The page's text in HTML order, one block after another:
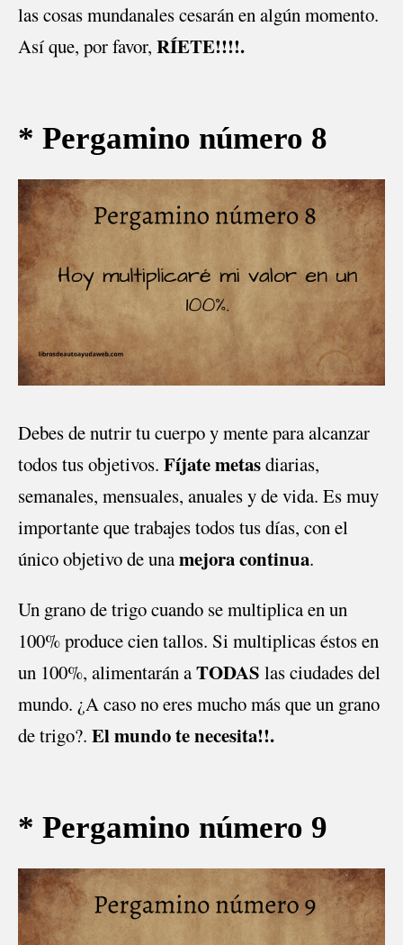
las cosas mundanales cesarán en algún momento.
Así que, por favor, RÍETE!!!!.
* Pergamino número 8
Debes de nutrir tu cuerpo y mente para alcanzar
todos tus objetivos. Fíjate metasdiarias,
semanales, mensuales, anuales y de vida. Es muy
importante que trabajes todos tus días, con el
único objetivo de unamejora continua.
Un grano de trigo cuando se multiplica en un
100% produce cien tallos. Si multiplicas éstos en
un 100%, alimentarán aTODAS las ciudades del
mundo. ¿A caso no eres mucho más que un grano
de trigo?. El mundo te necesita!!.
* Pergamino número 9